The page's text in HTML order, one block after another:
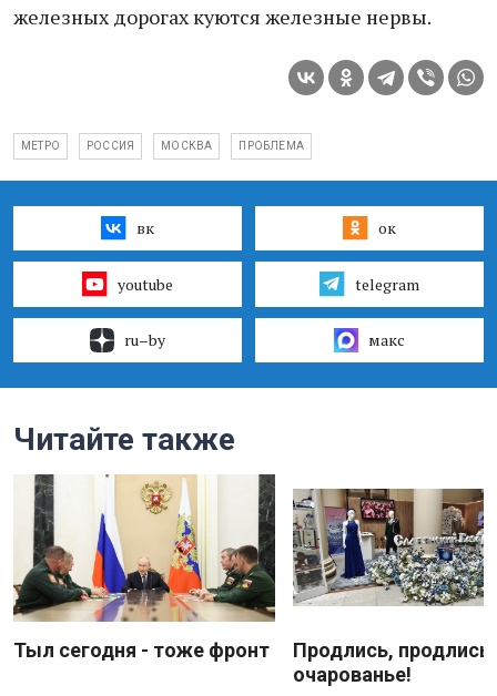
железных дорогах куются железные нервы.
МЕТРО РОССИЯ МОСКВА ПРОБЛЕМА
вк ок
youtube telegram
ru–by макс
Читайте также
Тыл сегодня - тоже фронт
Продлись, продлись
очарованье!